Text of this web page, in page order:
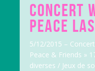
CONCERT
PEACE
5/12/2015 –
Peace & Friends »
diverses / Jeux de